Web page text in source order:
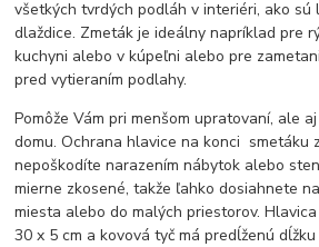
všetkých tvrdých podláh v interiéri, ako sú
dlaždice. Zmeták je ideálny napríklad pre
kuchyni alebo v kúpeľni alebo pre
pred vytieraním podlahy.
Pomôže Vám pri menšom upratovaní, ale
domu. Ochrana hlavice na konci smetáku
nepoškodíte narazením nábytok alebo
mierne zkosené, takže ľahko dosiahnete
miesta alebo do malých priestorov.
30 x 5 cm a kovová tyč má predĺženú